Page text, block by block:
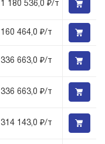
1 180 536,0 ₽/т
160 464,0 ₽/т
336 663,0 ₽/т
336 663,0 ₽/т
314 143,0 ₽/т